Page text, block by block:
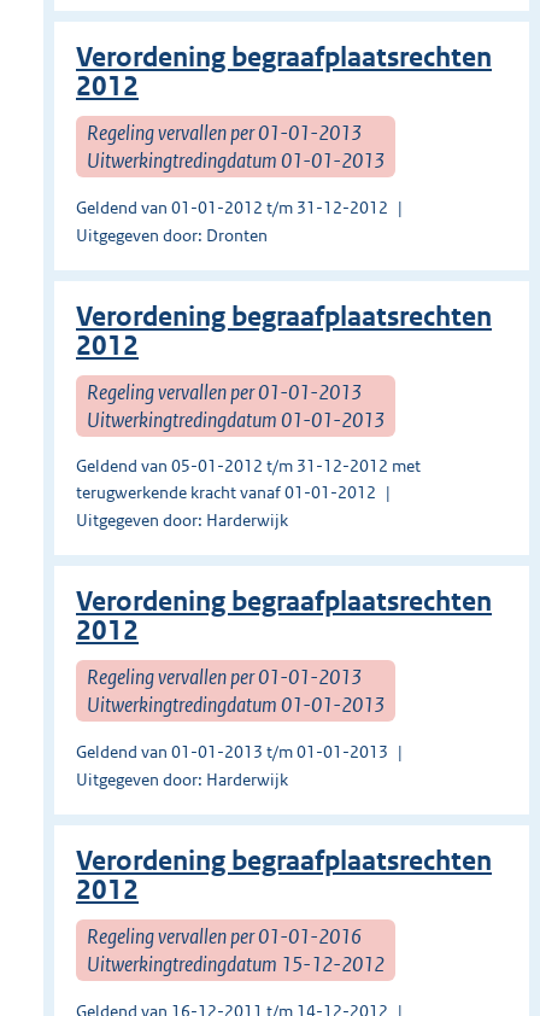
Verordening begraafplaatsrechten
2012
Regeling vervallen per 01-01-2013
Uitwerkingtredingdatum 01-01-2013
Geldend van 01-01-2012 t/m 31-12-2012
Uitgegeven door: Dronten
Verordening begraafplaatsrechten
2012
Regeling vervallen per 01-01-2013
Uitwerkingtredingdatum 01-01-2013
Geldend van 05-01-2012 t/m 31-12-2012 met
terugwerkende kracht vanaf 01-01-2012
Uitgegeven door: Harderwijk
Verordening begraafplaatsrechten
2012
Regeling vervallen per 01-01-2013
Uitwerkingtredingdatum 01-01-2013
Geldend van 01-01-2013 t/m 01-01-2013
Uitgegeven door: Harderwijk
Verordening begraafplaatsrechten
2012
Regeling vervallen per 01-01-2016
Uitwerkingtredingdatum 15-12-2012